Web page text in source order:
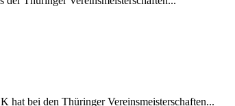
hat bei den Thüringer Vereinsmeisterschaften...